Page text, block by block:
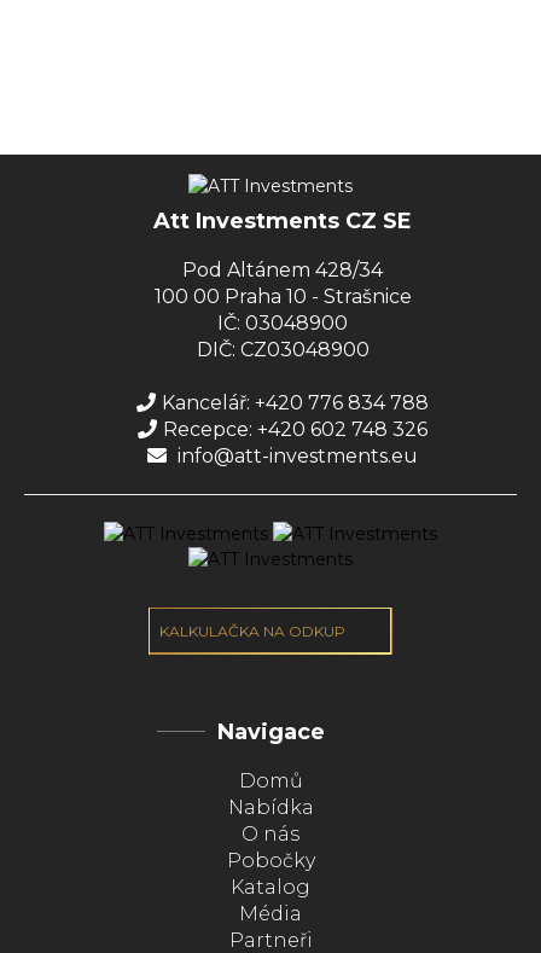
Att Investments CZ SE
Pod Altánem 428/34
100 00 Praha 10 - Strašnice
IČ: 03048900
DIČ: CZ03048900
Kancelář: +420 776 834 788
Recepce: +420 602 748 326
info@att-investments.eu
KALKULAČKA NA ODKUP
Navigace
Domů
Nabídka
O nás
Pobočky
Katalog
Média
Partneři